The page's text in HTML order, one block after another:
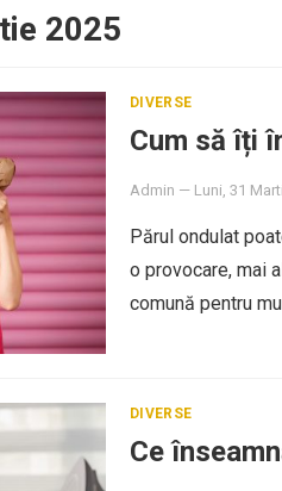
2025
DIVERSE
Cum să îți
Admin — Luni, 31
Părul ondulat
o provocare, mai
comună pentru
DIVERSE
Ce